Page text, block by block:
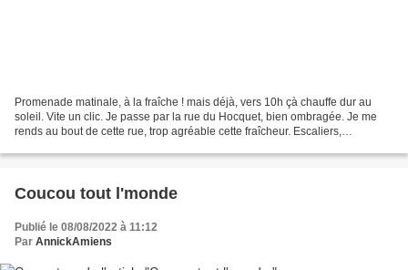
Promenade matinale, à la fraîche ! mais déjà, vers 10h çà chauffe dur au
soleil. Vite un clic. Je passe par la rue du Hocquet, bien ombragée. Je me
rends au bout de cette rue, trop agréable cette fraîcheur. Escaliers,
Coucou tout l'monde
Publié le 08/08/2022 à 11:12
Par AnnickAmiens